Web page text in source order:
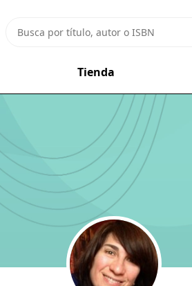
Tienda